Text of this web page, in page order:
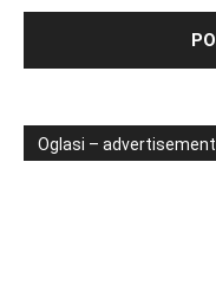
Oglasi – advertisement